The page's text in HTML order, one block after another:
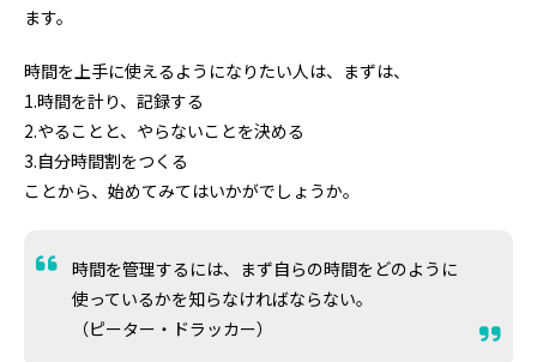
ます。
時間を上手に使えるようになりたい人は、まずは、
1.時間を計り、記録する
2.やることと、やらないことを決める
3.自分時間割をつくる
ことから、始めてみてはいかがでしょうか。
時間を管理するには、まず自らの時間をどのように
使っているかを知らなければならない。
（ピーター・ドラッカー）